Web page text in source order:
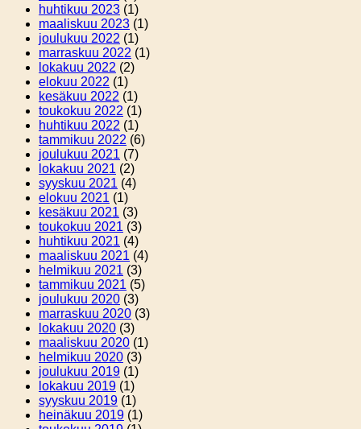
huhtikuu 2023 (1)
maaliskuu 2023 (1)
joulukuu 2022 (1)
marraskuu 2022 (1)
lokakuu 2022 (2)
elokuu 2022 (1)
kesäkuu 2022 (1)
toukokuu 2022 (1)
huhtikuu 2022 (1)
tammikuu 2022 (6)
joulukuu 2021 (7)
lokakuu 2021 (2)
syyskuu 2021 (4)
elokuu 2021 (1)
kesäkuu 2021 (3)
toukokuu 2021 (3)
huhtikuu 2021 (4)
maaliskuu 2021 (4)
helmikuu 2021 (3)
tammikuu 2021 (5)
joulukuu 2020 (3)
marraskuu 2020 (3)
lokakuu 2020 (3)
maaliskuu 2020 (1)
helmikuu 2020 (3)
joulukuu 2019 (1)
lokakuu 2019 (1)
syyskuu 2019 (1)
heinäkuu 2019 (1)